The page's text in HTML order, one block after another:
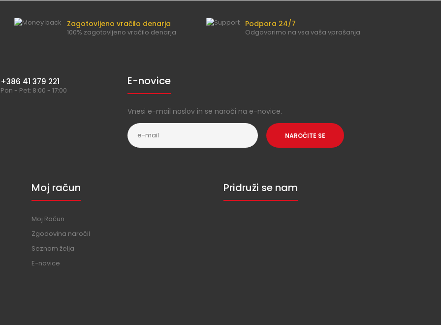
Zagotovljeno vračilo denarja
100% zagotovljeno vračilo denarja
Podpora 24/7
Odgovorimo na vsa vaša vprašanja
+386 41 379 221
Pon - Pet: 8:00 - 17:00
E-novice
Vnesi e-mail naslov in se naroči na e-novice.
NAROČITE SE
Moj račun
Moj Račun
Zgodovina naročil
Seznam želja
E-novice
Pridruži se nam